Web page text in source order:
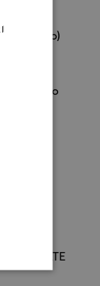
– ortrugo)
lambrusco
DI
Colli di